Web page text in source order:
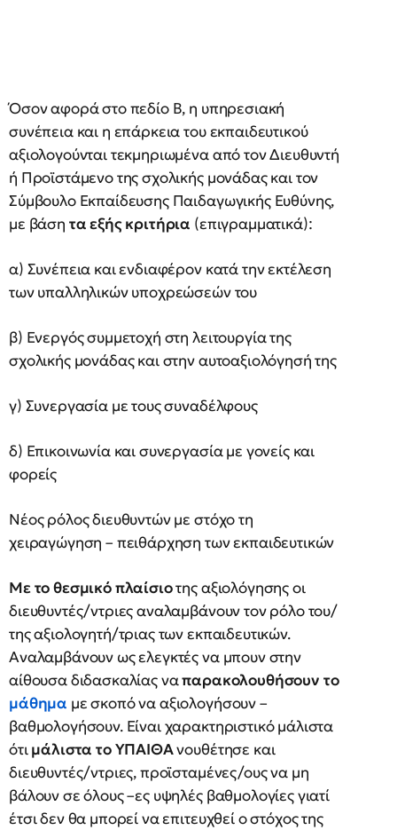
Όσον αφορά στο πεδίο Β, η υπηρεσιακή
συνέπεια και η επάρκεια του εκπαιδευτικού
αξιολογούνται τεκμηριωμένα από τον Διευθυντή
ή Προϊστάμενο της σχολικής μονάδας και τον
Σύμβουλο Εκπαίδευσης Παιδαγωγικής Ευθύνης,
με βάση τα εξής κριτήρια (επιγραμματικά):
α) Συνέπεια και ενδιαφέρον κατά την εκτέλεση
των υπαλληλικών υποχρεώσεών του
β) Ενεργός συμμετοχή στη λειτουργία της
σχολικής μονάδας και στην αυτοαξιολόγησή της
γ) Συνεργασία με τους συναδέλφους
δ) Επικοινωνία και συνεργασία με γονείς και
φορείς
Νέος ρόλος διευθυντών με στόχο τη
χειραγώγηση – πειθάρχηση των εκπαιδευτικών
Με το θεσμικό πλαίσιοτης αξιολόγησης οι
διευθυντές/ντριες αναλαμβάνουν τον ρόλο του/
της αξιολογητή/τριας των εκπαιδευτικών.
Αναλαμβάνουν ως ελεγκτές να μπουν στην
αίθουσα διδασκαλίας ναπαρακολουθήσουν το
μάθημα με σκοπό να αξιολογήσουν –
βαθμολογήσουν. Είναι χαρακτηριστικό μάλιστα
ότιμάλιστα το ΥΠΑΙΘΑνουθέτησε και
διευθυντές/ντριες, προϊσταμένες/ους να μη
βάλουν σε όλους –ες υψηλές βαθμολογίες γιατί
έτσι δεν θα μπορεί να επιτευχθεί ο στόχος της